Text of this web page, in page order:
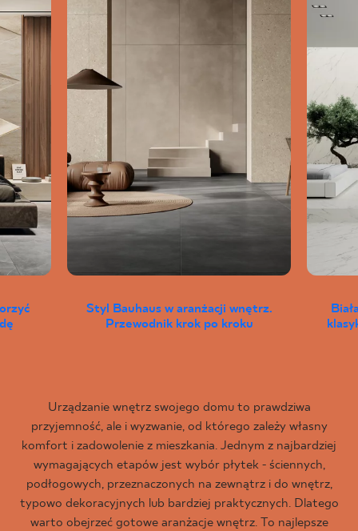
Styl Bauhaus w aranżacji wnętrz.
Przewodnik krok po kroku
Urządzanie wnętrz swojego domu to prawdziwa
przyjemność, ale i wyzwanie, od którego zależy własny
komfort i zadowolenie z mieszkania. Jednym z najbardziej
wymagających etapów jest wybór płytek - ściennych,
podłogowych, przeznaczonych na zewnątrz i do wnętrz,
typowo dekoracyjnych lub bardziej praktycznych. Dlatego
warto obejrzeć gotowe aranżacje wnętrz. To najlepsze